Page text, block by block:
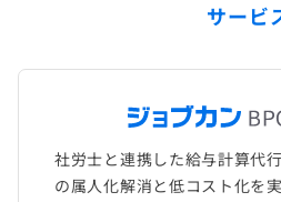
サービ
社労士と連携した給与計算代
の属人化解消と低コスト化を実